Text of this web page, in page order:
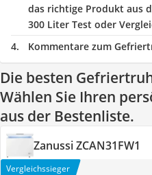
das richtige Produkt aus
300 Liter Test oder
Kommentare zum
Die besten
Wählen Sie Ihren
aus der Bestenliste.
Zanussi ZCAN31FW1
Vergleichssieger